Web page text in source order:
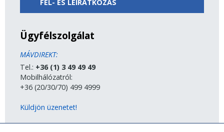
FEL- ÉS LEIRATKOZÁS
Ügyfélszolgálat
MÁVDIREKT:
Tel.: +36 (1) 3 49 49 49
Mobilhálózatról:
+36 (20/30/70) 499 4999
Küldjön üzenetet!